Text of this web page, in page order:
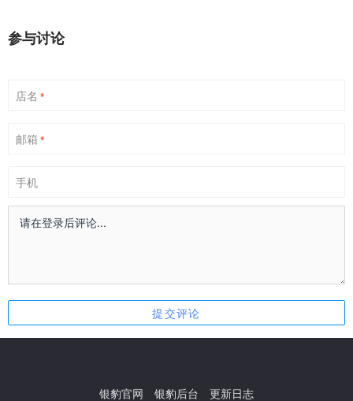
参与讨论
店名 *
邮箱 *
手机
银豹官网 银豹后台 更新日志